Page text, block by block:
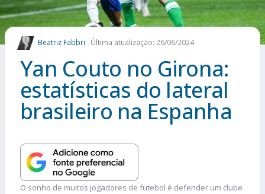
COMO APOSTAR
MAIS ESPORTES
Beatriz Fabbri Última atualização: 26/06/2024
Yan Couto no Girona:
estatísticas do lateral
brasileiro na Espanha
O sonho de muitos jogadores de futebol é defender um clube